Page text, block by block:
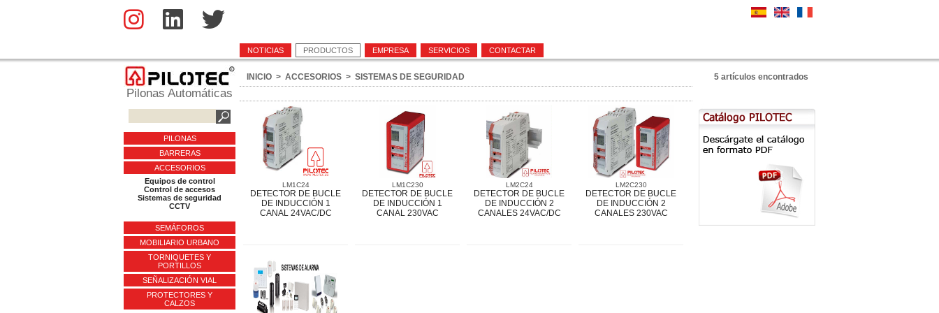
NOTICIAS PRODUCTOS EMPRESA SERVICIOS CONTACTAR
Pilonas Automáticas
PILONAS
BARRERAS
ACCESORIOS
Equipos de control
Control de accesos
Sistemas de seguridad
CCTV
SEMÁFOROS
MOBILIARIO URBANO
TORNIQUETES Y
PORTILLOS
SEÑALIZACIÓN VIAL
PROTECTORES Y
CALZOS
INICIO > ACCESORIOS > SISTEMAS DE SEGURIDAD 5 artículos encontrados
LM1C24
DETECTOR DE BUCLE
DE INDUCCIÓN 1
CANAL 24VAC/DC
LM1C230
DETECTOR DE BUCLE
DE INDUCCIÓN 1
CANAL 230VAC
LM2C24
DETECTOR DE BUCLE
DE INDUCCIÓN 2
CANALES 24VAC/DC
LM2C230
DETECTOR DE BUCLE
DE INDUCCIÓN 2
CANALES 230VAC